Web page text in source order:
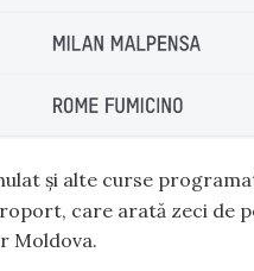
și alte curse
care arată zeci de
Moldova.